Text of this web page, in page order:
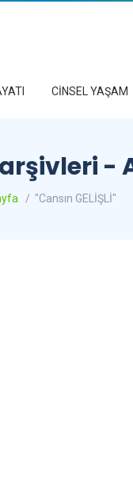
CİNSEL YAŞAM
arşivleri
/ "Cansın GELİŞLİ"